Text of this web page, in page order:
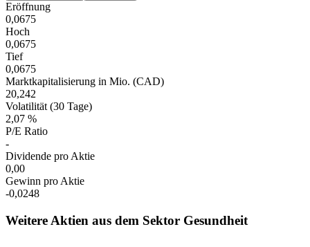
Eröffnung
0,0675
Hoch
0,0675
Tief
0,0675
Marktkapitalisierung in Mio. (CAD)
20,242
Volatilität (30 Tage)
2,07 %
P/E Ratio
-
Dividende pro Aktie
0,00
Gewinn pro Aktie
-0,0248
Weitere Aktien aus dem Sektor Gesundheit